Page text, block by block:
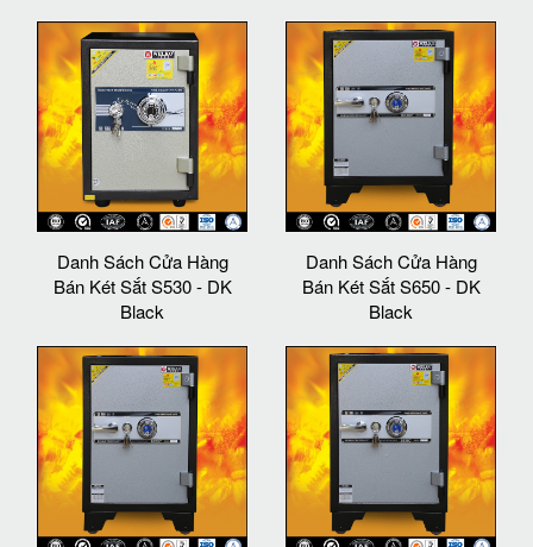
Danh Sách Cửa Hàng
Bán Két Sắt S530 - DK
Black
Danh Sách Cửa Hàng
Bán Két Sắt S650 - DK
Black